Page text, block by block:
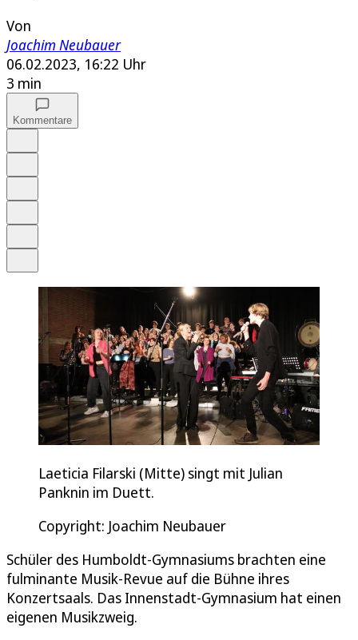
Von
Joachim Neubauer
06.02.2023, 16:22 Uhr
3 min
Kommentare
Laeticia Filarski (Mitte) singt mit Julian
Panknin im Duett.
Copyright: Joachim Neubauer
Schüler des Humboldt-Gymnasiums brachten eine
fulminante Musik-Revue auf die Bühne ihres
Konzertsaals. Das Innenstadt-Gymnasium hat einen
eigenen Musikzweig.